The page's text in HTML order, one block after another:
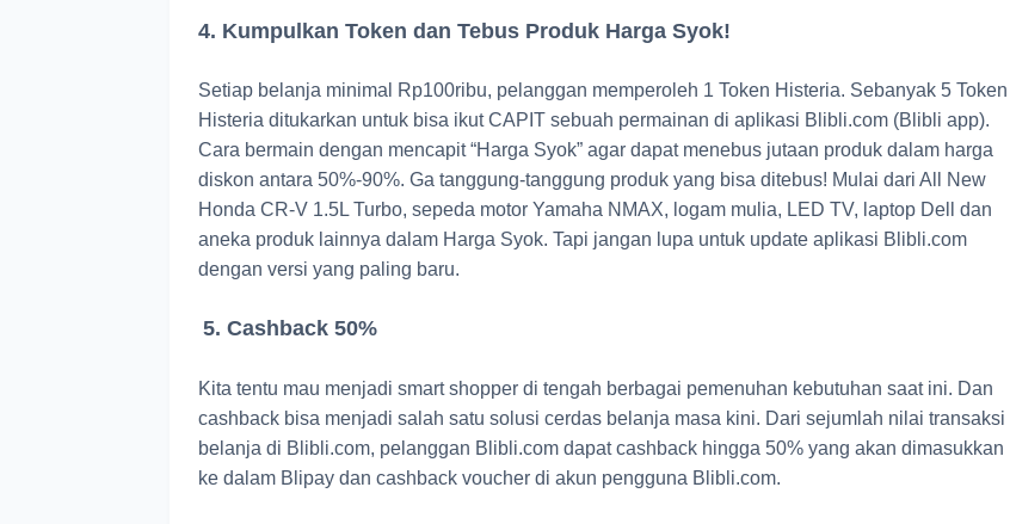
4. Kumpulkan Token dan Tebus Produk Harga Syok!
Setiap belanja minimal Rp100ribu, pelanggan memperoleh 1 Token Histeria. Sebanyak 5 Token
Histeria ditukarkan untuk bisa ikut CAPIT sebuah permainan di aplikasi Blibli.com (Blibli app).
Cara bermain dengan mencapit “Harga Syok” agar dapat menebus jutaan produk dalam harga
diskon antara 50%-90%. Ga tanggung-tanggung produk yang bisa ditebus! Mulai dari All New
Honda CR-V 1.5L Turbo, sepeda motor Yamaha NMAX, logam mulia, LED TV, laptop Dell dan
aneka produk lainnya dalam Harga Syok. Tapi jangan lupa untuk update aplikasi Blibli.com
dengan versi yang paling baru.
5. Cashback 50%
Kita tentu mau menjadi smart shopper di tengah berbagai pemenuhan kebutuhan saat ini. Dan
cashback bisa menjadi salah satu solusi cerdas belanja masa kini. Dari sejumlah nilai transaksi
belanja di Blibli.com, pelanggan Blibli.com dapat cashback hingga 50% yang akan dimasukkan
ke dalam Blipay dan cashback voucher di akun pengguna Blibli.com.